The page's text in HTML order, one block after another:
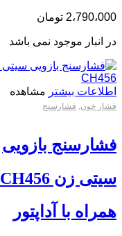
2،790،000 تومان
در انبار موجود نمی باشد
اطلاعات بیشتر مشاهده
فشار خون فشارسنج
فشارسنج بازویی
سیتی زن CH456
همراه با آداپتور